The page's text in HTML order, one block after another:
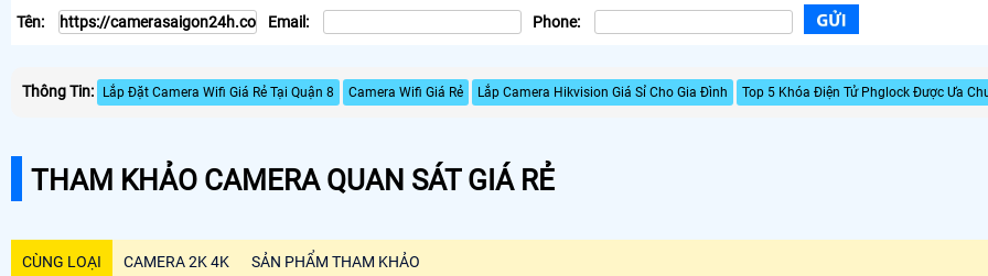
Tên: Email: Phone:
Thông Tin: Lắp Đặt Camera Wifi Giá Rẻ Tại Quận 8 Camera Wifi Giá Rẻ Lắp Camera Hikvision Giá Sỉ Cho Gia Đình Top 5 Khóa Điện Tử Phglock Được Ưa
THAM KHẢO CAMERA QUAN SÁT GIÁ RẺ
CÙNG LOẠI CAMERA 2K 4K SẢN PHẨM THAM KHẢO